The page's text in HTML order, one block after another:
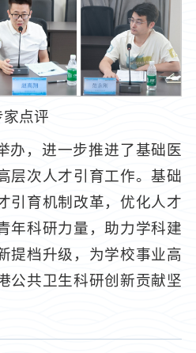
家点评
办，进一步推进了基础医
层次人才引育工作。基础
引育机制改革，优化人才
年科研力量，助力学科建
提档升级，为学校事业高
公共卫生科研创新贡献坚